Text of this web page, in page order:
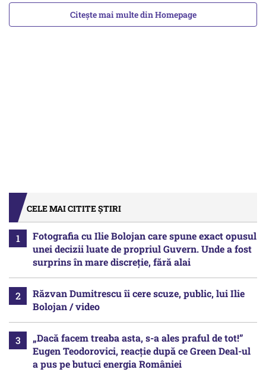
Citește mai multe din Homepage
CELE MAI CITITE ȘTIRI
Fotografia cu Ilie Bolojan care spune exact opusul
unei decizii luate de propriul Guvern. Unde a fost
surprins în mare discreție, fără alai
Răzvan Dumitrescu îi cere scuze, public, lui Ilie
Bolojan / video
„Dacă facem treaba asta, s-a ales praful de tot!”
Eugen Teodorovici, reacție după ce Green Deal-ul
a pus pe butuci energia României